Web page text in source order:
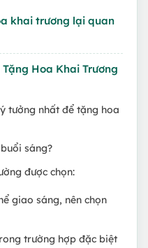
khai trương lại quan
Hoa Khai Trương
tưởng nhất để tặng hoa
sáng?
được chọn:
giao sáng, nên chọn
trường hợp đặc biệt